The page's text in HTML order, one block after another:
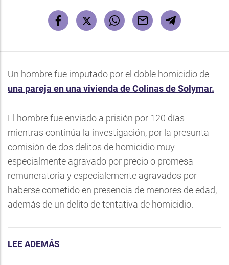
Un hombre fue imputado por el doble homicidio de
una pareja en una vivienda de Colinas de Solymar.
El hombre fue enviado a prisión por 120 días
mientras continúa la investigación, por la presunta
comisión de dos delitos de homicidio muy
especialmente agravado por precio o promesa
remuneratoria y especialemente agravados por
haberse cometido en presencia de menores de edad,
además de un delito de tentativa de homicidio.
LEE ADEMÁS